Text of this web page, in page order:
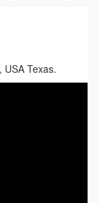
Texas.